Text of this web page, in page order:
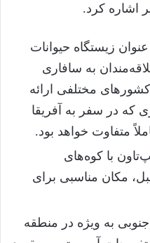
اشاره کرد.
زیستگاه حیوانات
به سافاری
مختلفی ارائه
که در سفر به آفریقا
متفاوت خواهد بود.
با کوه‌های
مکان مناسبی برای
به ‌ویژه در منطقه